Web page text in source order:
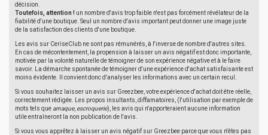
décision.
Toutefois, attention ! un nombre d'avis trop faible n'est pas forcément révélateur de la
fiabilité d'une boutique. Seul un nombre d'avis important peut donner une image juste
de la satisfaction des clients d'une boutique.
Les avis sur CeriseClub ne sont pas rémunérés, à l'inverse de nombre d'autres sites.
En cas de mécontentement, la propension à laisser un avis négatif est donc importante,
motivée par la volonté naturelle de témoigner de son expérience négative et à le faire
savoir. La démarche spontanée de témoigner d'une expérience d'achat satisfaisante est
moins évidente. Il convient donc d'analyser les informations avec un certain recul.
Si vous souhaitez laisser un avis sur Greezbee, votre expérience d'achat doit être réelle,
correctement rédigée. Les propos insultants, diffamatoires, (l'utilisation par exemple de
mots tels que arnaque, escroquerie), les avis qui n'apporteraient aucune information
utile entraîneront la non publication de l'avis.
Si vous vous apprêtez à laisser un avis négatif sur Greezbee parce que vous n'êtes pas